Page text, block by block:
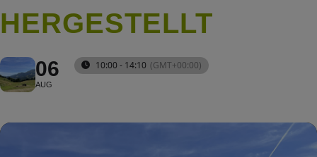
HERGESTELLT
06
AUG
10:00 - 14:10 (GMT+00:00)